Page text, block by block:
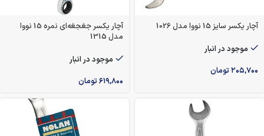
آچار یکسر سایز 15 نووا مدل 1026
موجود در انبار
۲۰۵,۷۰۰تومان
آچار یکسر جغجغه‌ای نمره 15 نووا
مدل 1315
موجود در انبار
۶۱۹,۸۰۰تومان